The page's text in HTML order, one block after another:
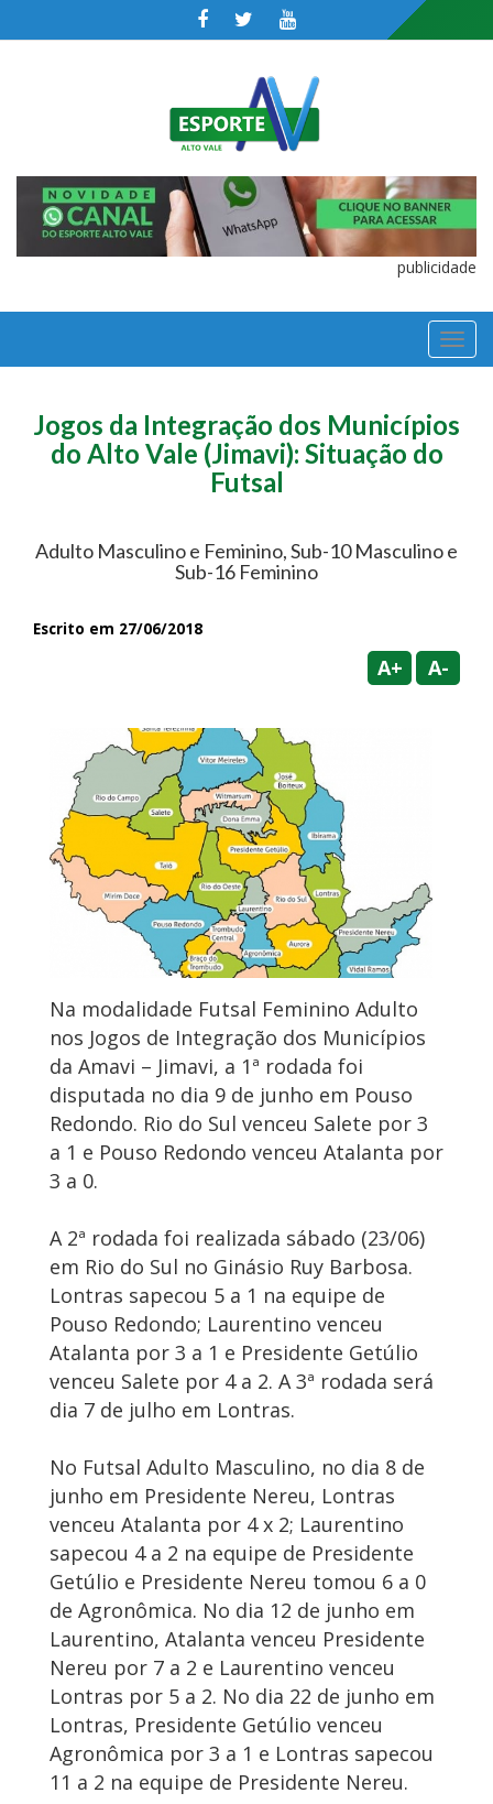
publicidade
Jogos da Integração dos Municípios
do Alto Vale (Jimavi): Situação do
Futsal
Adulto Masculino e Feminino, Sub-10 Masculino e
Sub-16 Feminino
Escrito em 27/06/2018
A+ A-
Na modalidade Futsal Feminino Adulto
nos Jogos de Integração dos Municípios
da Amavi – Jimavi, a 1ª rodada foi
disputada no dia 9 de junho em Pouso
Redondo. Rio do Sul venceu Salete por 3
a 1 e Pouso Redondo venceu Atalanta por
3 a 0.
A 2ª rodada foi realizada sábado (23/06)
em Rio do Sul no Ginásio Ruy Barbosa.
Lontras sapecou 5 a 1 na equipe de
Pouso Redondo; Laurentino venceu
Atalanta por 3 a 1 e Presidente Getúlio
venceu Salete por 4 a 2. A 3ª rodada será
dia 7 de julho em Lontras.
No Futsal Adulto Masculino, no dia 8 de
junho em Presidente Nereu, Lontras
venceu Atalanta por 4 x 2; Laurentino
sapecou 4 a 2 na equipe de Presidente
Getúlio e Presidente Nereu tomou 6 a 0
de Agronômica. No dia 12 de junho em
Laurentino, Atalanta venceu Presidente
Nereu por 7 a 2 e Laurentino venceu
Lontras por 5 a 2. No dia 22 de junho em
Lontras, Presidente Getúlio venceu
Agronômica por 3 a 1 e Lontras sapecou
11 a 2 na equipe de Presidente Nereu.